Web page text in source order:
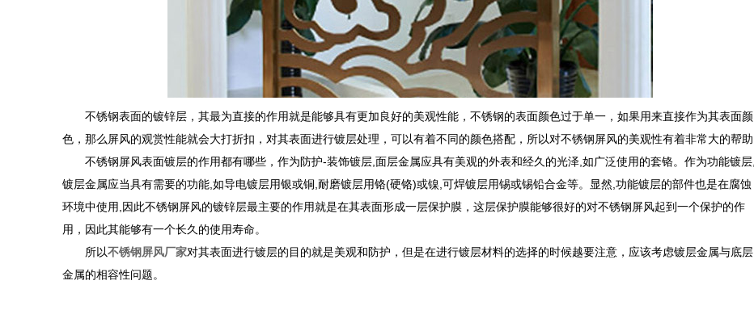
不锈钢表面的镀锌层，其最为直接的作用就是能够具有更加良好的美观性能，不锈钢的表面颜色过于单一，如果用来直接作为其表面颜
色，那么屏风的观赏性能就会大打折扣，对其表面进行镀层处理，可以有着不同的颜色搭配，所以对不锈钢屏风的美观性有着非常大的帮助
不锈钢屏风表面镀层的作用都有哪些，作为防护-装饰镀层,面层金属应具有美观的外表和经久的光泽,如广泛使用的套铬。作为功能镀层,
镀层金属应当具有需要的功能,如导电镀层用银或铜,耐磨镀层用铬(硬铬)或镍,可焊镀层用锡或锡铅合金等。显然,功能镀层的部件也是在腐蚀
环境中使用,因此不锈钢屏风的镀锌层最主要的作用就是在其表面形成一层保护膜，这层保护膜能够很好的对不锈钢屏风起到一个保护的作
用，因此其能够有一个长久的使用寿命。
所以不锈钢屏风厂家对其表面进行镀层的目的就是美观和防护，但是在进行镀层材料的选择的时候越要注意，应该考虑镀层金属与底层
金属的相容性问题。